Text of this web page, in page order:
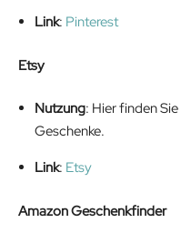
Link: Pinterest
Etsy
Nutzung: Hier finden
Geschenke.
Link: Etsy
Amazon Geschenkfinder